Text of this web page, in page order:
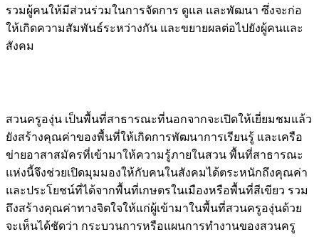
รวมผู้คนให้มีส่วนร่วมในการจัดการ ดูแล และพัฒนา ซึ่งจะก่อ
ให้เกิดความสัมพันธ์ระหว่างกัน และขยายผลต่อไปยังผู้คนและ
สังคม
สวนครูองุ่น เป็นพื้นที่สาธารณะที่นอกจากจะเปิดให้เยี่ยมชมแล้ว
ยังสร้างคุณค่าของพื้นที่ให้เกิดการพัฒนาการเรียนรู้ และเครือ
ข่ายอาสาสมัครที่เข้ามาให้ความรู้ภายในสวน พื้นที่สาธารณะ
แห่งนี้จึงช่วยเปิดมุมมองให้กับคนในสังคมได้ตระหนักถึงคุณค่า
และประโยชน์ที่ได้จากพื้นที่เกษตรในเมืองหรือพื้นที่สีเขียว รวม
ถึงสร้างคุณค่าทางจิตใจให้แก่ผู้เข้ามาในพื้นที่สวนครูองุ่นด้วย
จะเห็นได้ชัดว่า กระบวนการหรือแผนการทำงานของสวนครู